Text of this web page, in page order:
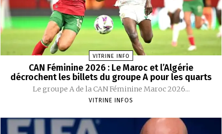
VITRINE INFO
CAN Féminine 2026 : Le Maroc et l’Algérie
décrochent les billets du groupe A pour les quarts
Le groupe A de la CAN Féminine Maroc 2026...
VITRINE INFOS